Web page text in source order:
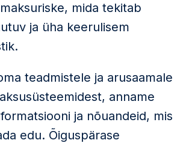
mida tekitab
ja üha keerulisem
teadmistele ja arusaamale
anname
ja nõuandeid, mis
edu. Õiguspärase